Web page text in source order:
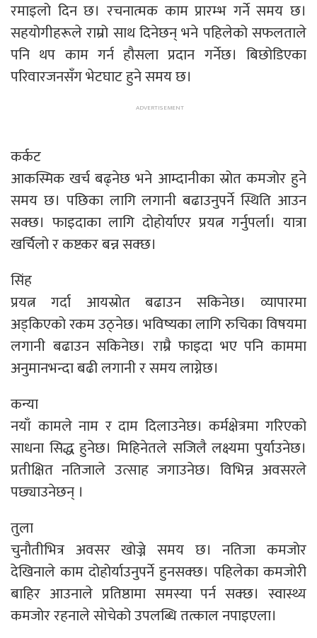
रमाइलो दिन छ। रचनात्मक काम प्रारम्भ गर्ने समय छ।
सहयोगीहरूले राम्रो साथ दिनेछन् भने पहिलेको सफलताले
पनि थप काम गर्न हौसला प्रदान गर्नेछ। बिछोडिएका
परिवारजनसँग भेटघाट हुने समय छ।
कर्कट
आकस्मिक खर्च बढ्नेछ भने आम्दानीका स्रोत कमजोर हुने
समय छ। पछिका लागि लगानी बढाउनुपर्ने स्थिति आउन
सक्छ। फाइदाका लागि दोहोर्याएर प्रयत्न गर्नुपर्ला। यात्रा
खर्चिलो र कष्टकर बन्न सक्छ।
सिंह
प्रयत्न गर्दा आयस्रोत बढाउन सकिनेछ। व्यापारमा
अड्किएको रकम उठ्नेछ। भविष्यका लागि रुचिका विषयमा
लगानी बढाउन सकिनेछ। राम्रै फाइदा भए पनि काममा
अनुमानभन्दा बढी लगानी र समय लाग्नेछ।
कन्या
नयाँ कामले नाम र दाम दिलाउनेछ। कर्मक्षेत्रमा गरिएको
साधना सिद्ध हुनेछ। मिहिनेतले सजिलै लक्ष्यमा पुर्याउनेछ।
प्रतीक्षित नतिजाले उत्साह जगाउनेछ। विभिन्न अवसरले
पछ्याउनेछन् ।
तुला
चुनौतीभित्र अवसर खोज्ने समय छ। नतिजा कमजोर
देखिनाले काम दोहोर्याउनुपर्ने हुनसक्छ। पहिलेका कमजोरी
बाहिर आउनाले प्रतिष्ठामा समस्या पर्न सक्छ। स्वास्थ्य
कमजोर रहनाले सोचेको उपलब्धि तत्काल नपाइएला।